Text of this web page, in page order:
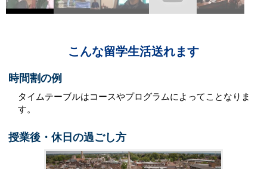
こんな留学生活送れます
時間割の例
タイムテーブルはコースやプログラムによってことなりま
す。
授業後・休日の過ごし方